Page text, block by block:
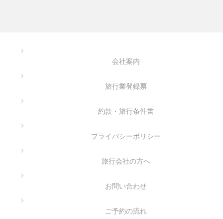
会社案内
旅行業登録票
約款・旅行条件書
プライバシーポリシー
旅行会社の方へ
お問い合わせ
ご予約の流れ